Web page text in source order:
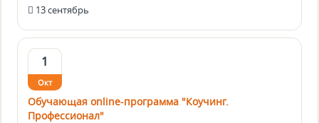
13 сентябрь
1
Окт
Обучающая online-программа "Коучинг.
Профессионал"